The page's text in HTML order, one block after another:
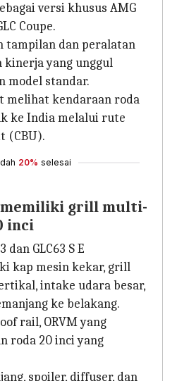
versi khusus AMG
Coupe.
tampilan dan peralatan
yang unggul
model standar.
melihat kendaraan roda
ke India melalui rute
(CBU).
20% selesai
grill multi-
inci
dan GLC63 S E
kap mesin kekar, grill
intake udara besar,
ke belakang.
rail, ORVM yang
roda 20 inci yang
spoiler, diffuser, dan